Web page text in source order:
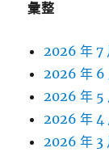
彙整
2026 年 7
2026 年 6
2026 年 5
2026 年 4
2026 年 3